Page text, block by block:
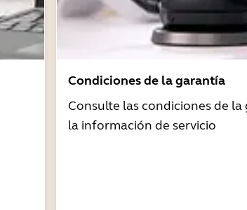
Condiciones de la garantía
Consulte las condiciones de la
la información de servicio